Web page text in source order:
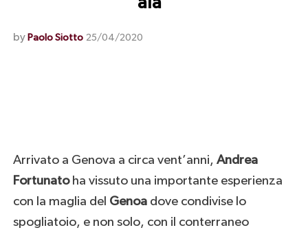
by Paolo Siotto 25/04/2020
Arrivato a Genova a circa vent’anni, Andrea
Fortunato ha vissuto una importante esperienza
con la maglia del Genoa dove condivise lo
spogliatoio, e non solo, con il conterraneo